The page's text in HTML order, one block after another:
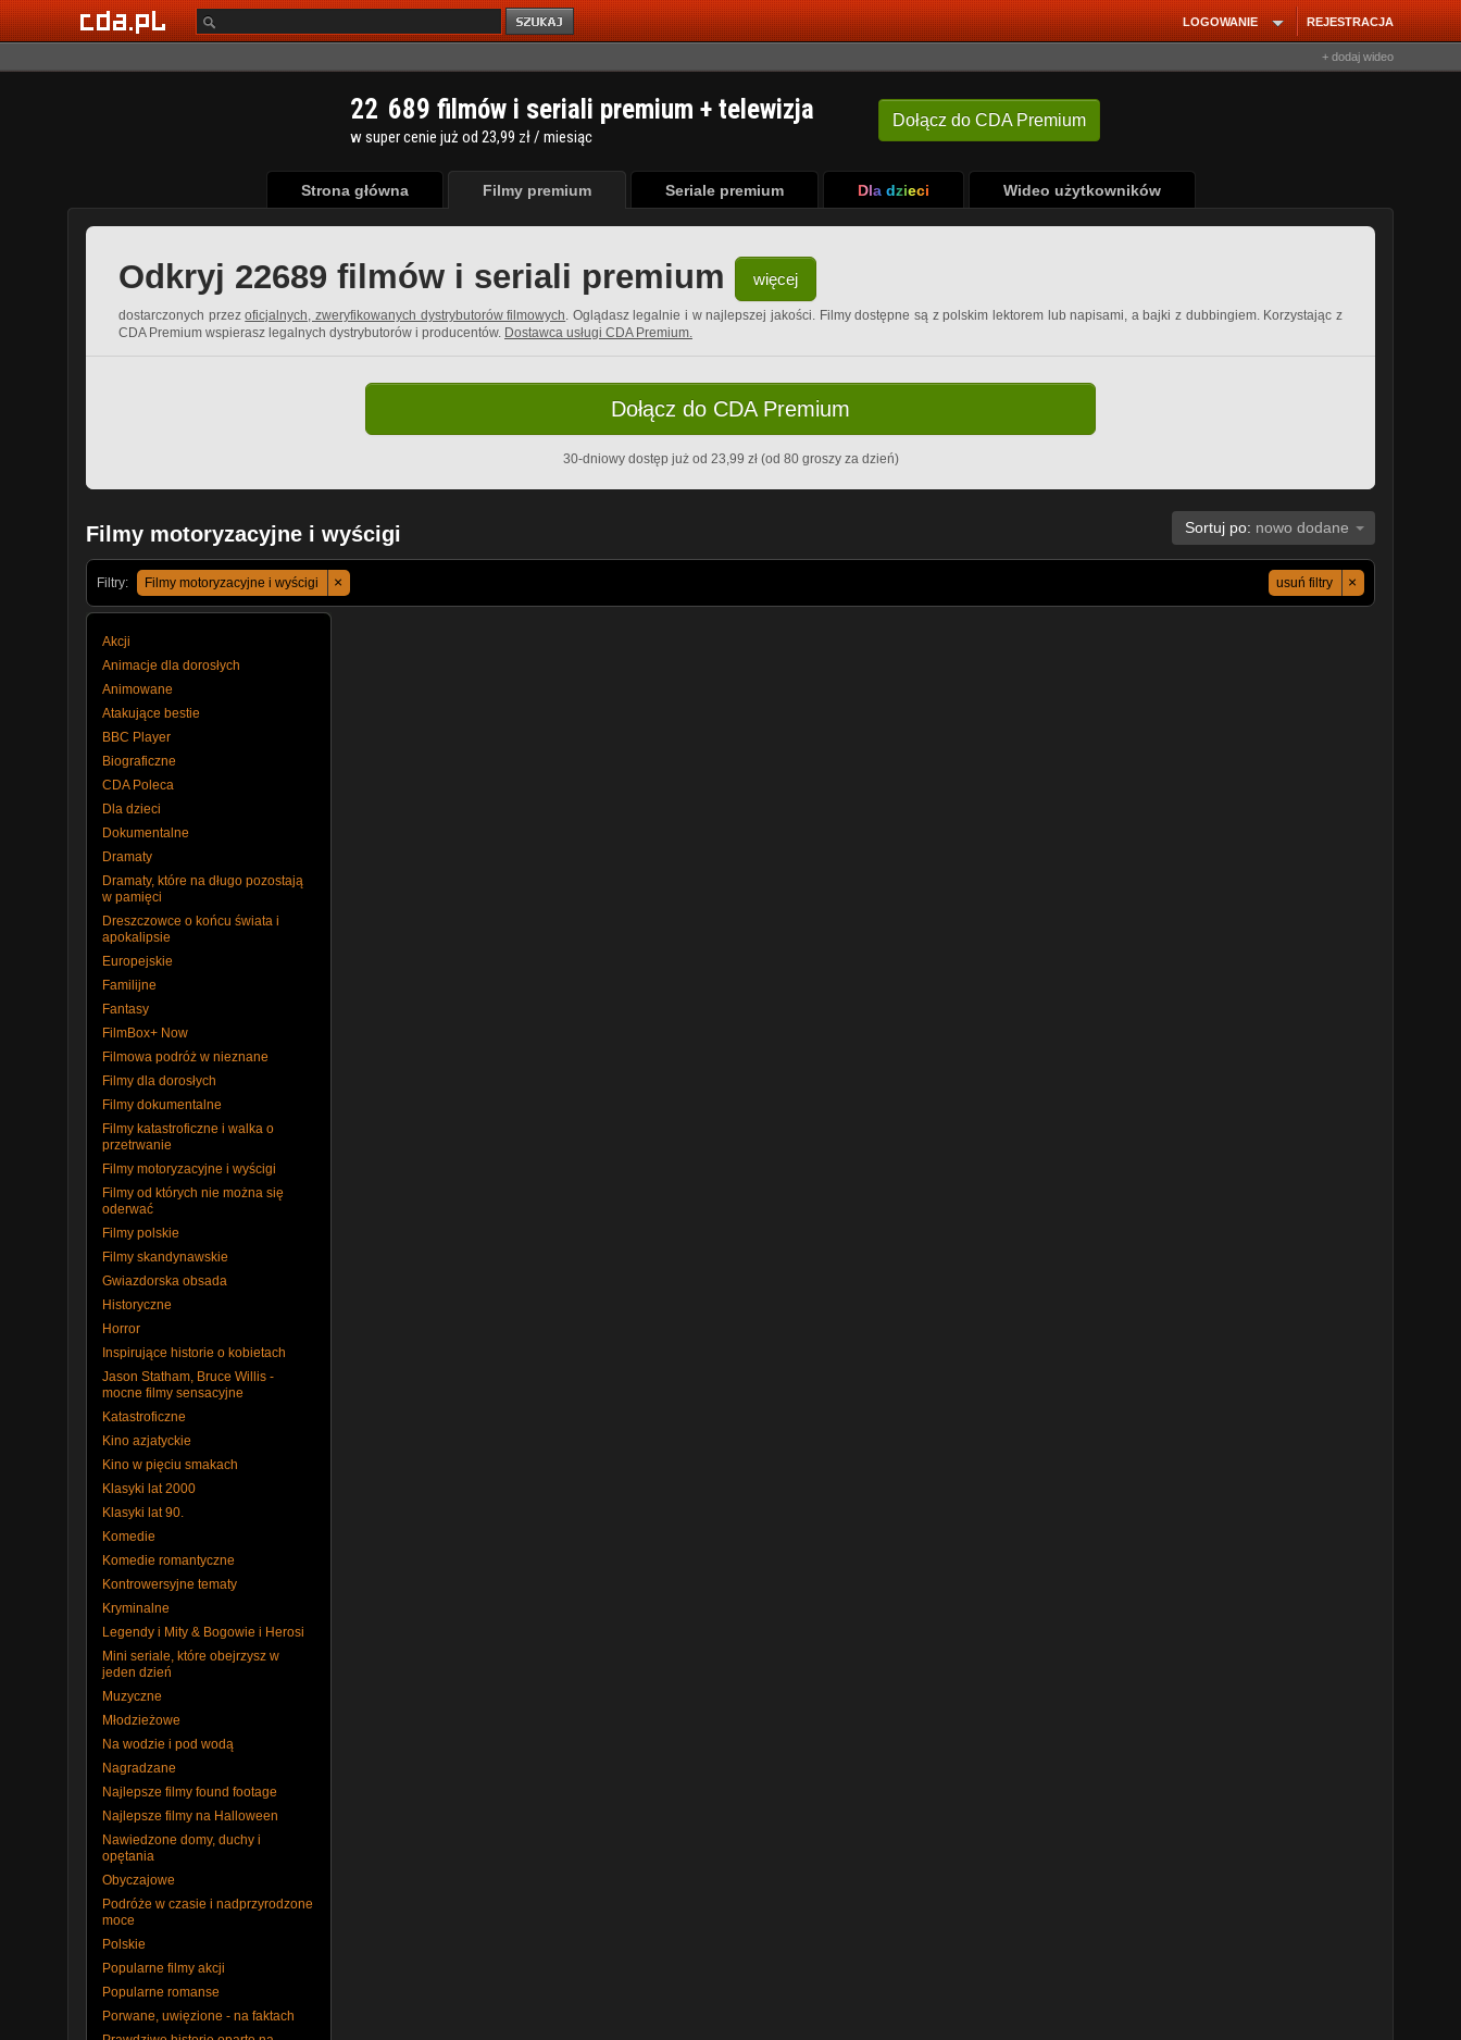
REJESTRACJA
LOGOWANIE
+ dodaj wideo
Dołącz do CDA Premium
22 689 filmów i seriali premium + telewizja
w super cenie już od 23,99 zł / miesiąc
Strona główna Filmy premium Seriale premium Dla dzieci Wideo użytkowników
Odkryj 22689 filmów i seriali premium więcej
dostarczonych przezoficjalnych, zweryfikowanych dystrybutorów filmowych. Oglądasz legalnie i w najlepszej jakości. Filmy dostępne są z polskim lektorem lub napisami, a bajki z dubbingiem. Korzystając z
CDA Premium wspierasz legalnych dystrybutorów i producentów. Dostawca usługi CDA Premium.
Dołącz do CDA Premium
30-dniowy dostęp już od 23,99 zł (od 80 groszy za dzień)
Sortuj po: nowo dodane
Filmy motoryzacyjne i wyścigi
Filtry: Filmy motoryzacyjne i wyścigi × ×
usuń filtry
Akcji
Animacje dla dorosłych
Animowane
Atakujące bestie
BBC Player
Biograficzne
CDA Poleca
Dla dzieci
Dokumentalne
Dramaty
Dramaty, które na długo pozostają
w pamięci
Dreszczowce o końcu świata i
apokalipsie
Europejskie
Familijne
Fantasy
FilmBox+ Now
Filmowa podróż w nieznane
Filmy dla dorosłych
Filmy dokumentalne
Filmy katastroficzne i walka o
przetrwanie
Filmy motoryzacyjne i wyścigi
Filmy od których nie można się
oderwać
Filmy polskie
Filmy skandynawskie
Gwiazdorska obsada
Historyczne
Horror
Inspirujące historie o kobietach
Jason Statham, Bruce Willis -
mocne filmy sensacyjne
Katastroficzne
Kino azjatyckie
Kino w pięciu smakach
Klasyki lat 2000
Klasyki lat 90.
Komedie
Komedie romantyczne
Kontrowersyjne tematy
Kryminalne
Legendy i Mity & Bogowie i Herosi
Mini seriale, które obejrzysz w
jeden dzień
Muzyczne
Młodzieżowe
Na wodzie i pod wodą
Nagradzane
Najlepsze filmy found footage
Najlepsze filmy na Halloween
Nawiedzone domy, duchy i
opętania
Obyczajowe
Podróże w czasie i nadprzyrodzone
moce
Polskie
Popularne filmy akcji
Popularne romanse
Porwane, uwięzione - na faktach